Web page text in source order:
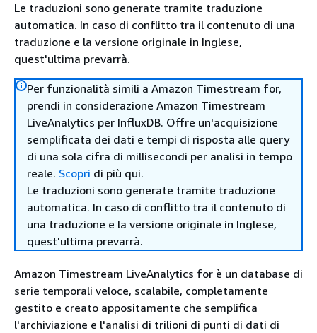
Le traduzioni sono generate tramite traduzione
automatica. In caso di conflitto tra il contenuto di una
traduzione e la versione originale in Inglese,
quest'ultima prevarrà.
Per funzionalità simili a Amazon Timestream for,
prendi in considerazione Amazon Timestream
LiveAnalytics per InfluxDB. Offre un'acquisizione
semplificata dei dati e tempi di risposta alle query
di una sola cifra di millisecondi per analisi in tempo
reale. Scopri di più qui.
Le traduzioni sono generate tramite traduzione
automatica. In caso di conflitto tra il contenuto di
una traduzione e la versione originale in Inglese,
quest'ultima prevarrà.
Amazon Timestream LiveAnalytics for è un database di
serie temporali veloce, scalabile, completamente
gestito e creato appositamente che semplifica
l'archiviazione e l'analisi di trilioni di punti di dati di